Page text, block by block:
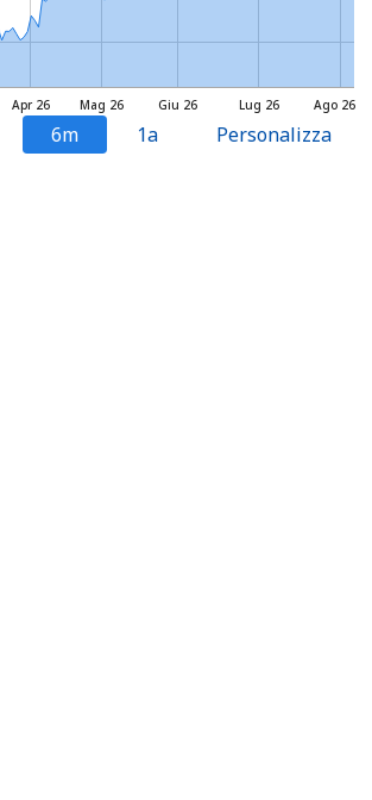
Mag 26 Lug 26
Apr 26 Giu 26 Ago 26
6m 1a Personalizza